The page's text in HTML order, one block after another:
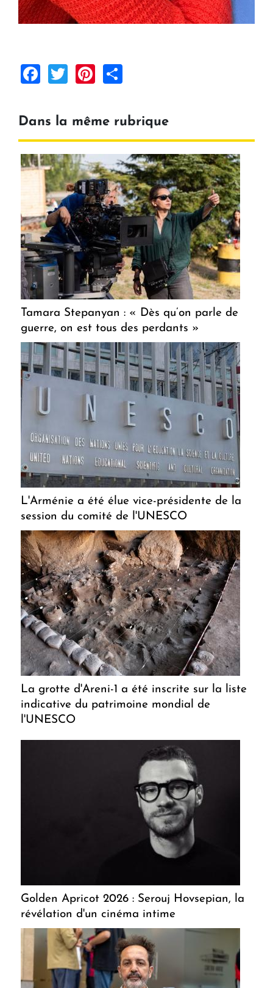
Facebook
TwitterPinterest
Dans la même rubrique
Tamara Stepanyan : « Dès qu’on parle de
guerre, on est tous des perdants »
L'Arménie a été élue vice-présidente de la
session du comité de l'UNESCO
La grotte d'Areni-1 a été inscrite sur la liste
indicative du patrimoine mondial de
l'UNESCO
Golden Apricot 2026 : Serouj Hovsepian, la
révélation d'un cinéma intime